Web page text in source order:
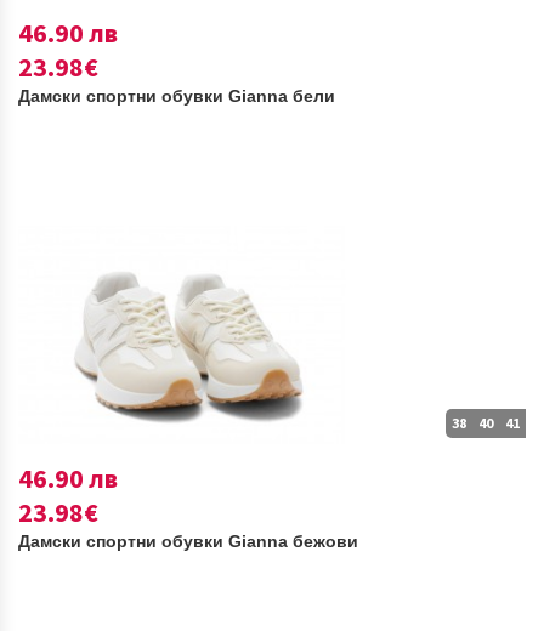
46.90 лв
23.98€
Дамски спортни обувки Gianna бели
38 40 41
46.90 лв
23.98€
Дамски спортни обувки Gianna бежови